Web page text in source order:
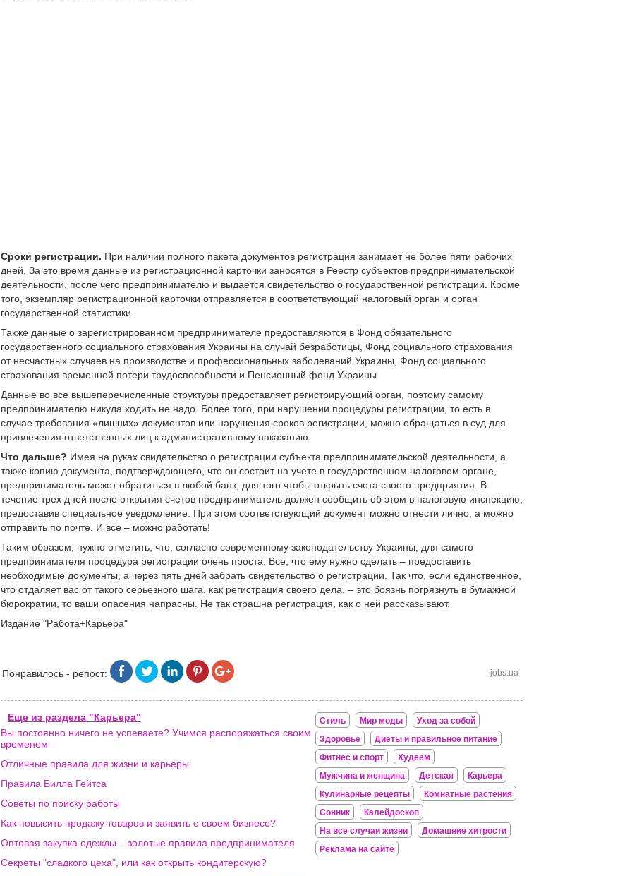
Сроки регистрации. При наличии полного пакета документов регистрация занимает не более пяти рабочих
дней. За это время данные из регистрационной карточки заносятся в Реестр субъектов предпринимательской
деятельности, после чего предпринимателю и выдается свидетельство о государственной регистрации. Кроме
того, экземпляр регистрационной карточки отправляется в соответствующий налоговый орган и орган
государственной статистики.
Также данные о зарегистрированном предпринимателе предоставляются в Фонд обязательного
государственного социального страхования Украины на случай безработицы, Фонд социального страхования
от несчастных случаев на производстве и профессиональных заболеваний Украины, Фонд социального
страхования временной потери трудоспособности и Пенсионный фонд Украины.
Данные во все вышеперечисленные структуры предоставляет регистрирующий орган, поэтому самому
предпринимателю никуда ходить не надо. Более того, при нарушении процедуры регистрации, то есть в
случае требования «лишних» документов или нарушения сроков регистрации, можно обращаться в суд для
привлечения ответственных лиц к административному наказанию.
Что дальше? Имея на руках свидетельство о регистрации субъекта предпринимательской деятельности, а
также копию документа, подтверждающего, что он состоит на учете в государственном налоговом органе,
предприниматель может обратиться в любой банк, для того чтобы открыть счета своего предприятия. В
течение трех дней после открытия счетов предприниматель должен сообщить об этом в налоговую инспекцию,
предоставив специальное уведомление. При этом соответствующий документ можно отнести лично, а можно
отправить по почте. И все – можно работать!
Таким образом, нужно отметить, что, согласно современному законодательству Украины, для самого
предпринимателя процедура регистрации очень проста. Все, что ему нужно сделать – предоставить
необходимые документы, а через пять дней забрать свидетельство о регистрации. Так что, если единственное,
что отдаляет вас от такого серьезного шага, как регистрация своего дела, – это боязнь погрязнуть в бумажной
бюрократии, то ваши опасения напрасны. Не так страшна регистрация, как о ней рассказывают.
Издание "Работа+Карьера"
Понравилось - репост: jobs.ua
Еще из раздела "Карьера"
Вы постоянно ничего не успеваете? Учимся распоряжаться своим
временем
Отличные правила для жизни и карьеры
Правила Билла Гейтса
Советы по поиску работы
Как повысить продажу товаров и заявить о своем бизнесе?
Оптовая закупка одежды – золотые правила предпринимателя
Секреты "сладкого цеха", или как открыть кондитерскую?
Стиль Мир моды
Уход за собой
Здоровье
Диеты и правильное питание
Фитнес и спорт
Худеем
Мужчина и женщина
Детская
Карьера
Кулинарные рецепты
Комнатные растения
Сонник
Калейдоскоп
На все случаи жизни
Домашние хитрости
Реклама на сайте